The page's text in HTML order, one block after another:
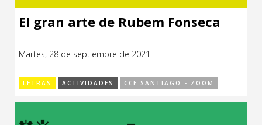
El gran arte de Rubem Fonseca
Martes, 28 de septiembre de 2021.
LETRAS ACTIVIDADES CCE SANTIAGO - ZOOM